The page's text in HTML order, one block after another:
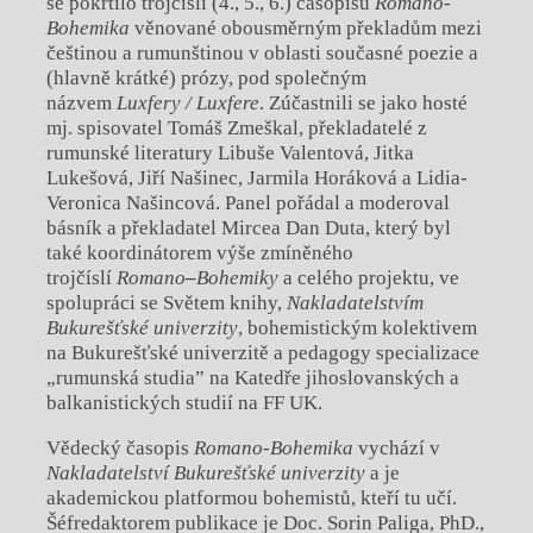
Bohemika věnované obousměrným překladům mezi
češtinou a rumunštinou v oblasti současné poezie a
(hlavně krátké) prózy, pod společným
názvem Luxfery / Luxfere. Zúčastnili se jako hosté
mj. spisovatel Tomáš Zmeškal, překladatelé z
rumunské literatury Libuše Valentová, Jitka
Lukešová, Jiří Našinec, Jarmila Horáková a Lidia-
Veronica Našincová. Panel pořádal a moderoval
básník a překladatel Mircea Dan Duta, který byl
také koordinátorem výše zmíněného
trojčíslí Romano–Bohemiky a celého projektu, ve
spolupráci se Světem knihy, Nakladatelstvím
Bukurešťské univerzity, bohemistickým kolektivem
na Bukurešťské univerzitě a pedagogy specializace
„rumunská studia” na Katedře jihoslovanských a
balkanistických studií na FF UK.
Vědecký časopis Romano-Bohemika vychází v
Nakladatelství Bukurešťské univerzitya je
akademickou platformou bohemistů, kteří tu učí.
Šéfredaktorem publikace je Doc. Sorin Paliga, PhD.,